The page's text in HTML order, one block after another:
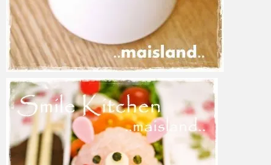
azuki 2017年6月6日